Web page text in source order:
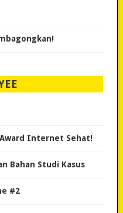
Internet Sehat!
Bahan Studi Kasus
#2